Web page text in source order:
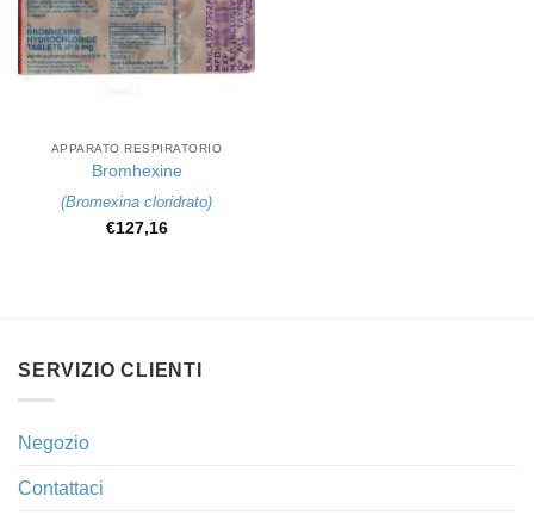
APPARATO RESPIRATORIO
Bromhexine
(Bromexina cloridrato)
€127,16
SERVIZIO CLIENTI
Negozio
Contattaci